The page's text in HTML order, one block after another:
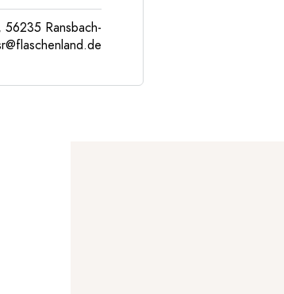
56235 Ransbach-